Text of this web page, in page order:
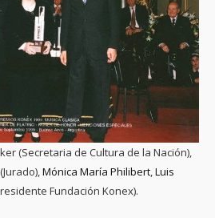
(Secretaria de Cultura de la Nación),
(Jurado),Mónica María Philibert,Luis
Fundación Konex).